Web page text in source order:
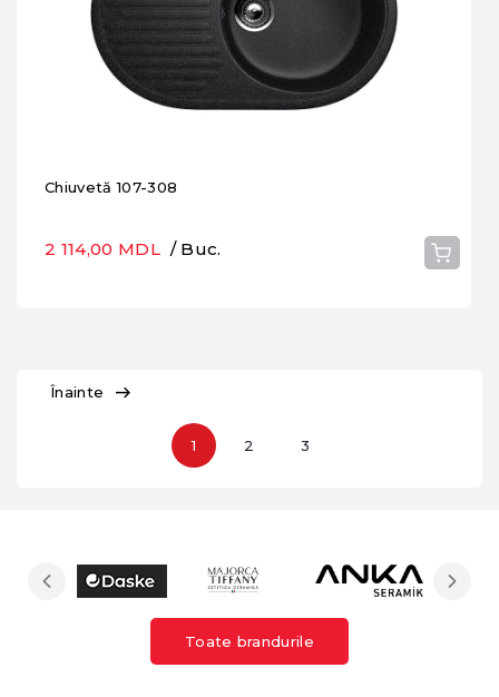
Chiuvetă 107-308
2 114,00 MDL / Buc.
Înainte
1 2 3
Toate brandurile